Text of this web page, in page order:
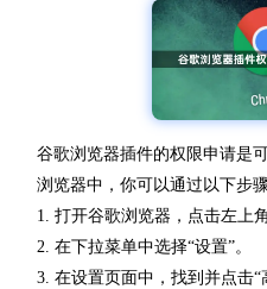
谷歌浏览器插件的权限申请是
浏览器中，你可以通过以下步
1. 打开谷歌浏览器，点击左上
2. 在下拉菜单中选择“设置”。
3. 在设置页面中，找到并点击“